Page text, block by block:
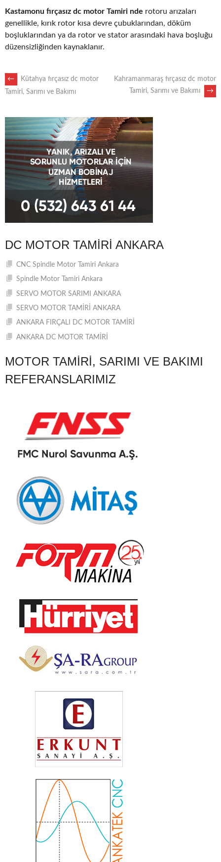
Kastamonu fırçasız dc motor Tamiri nde rotoru arızaları
genellikle, kırık rotor kısa devre çubuklarından, döküm
boşluklarından ya da rotor ve stator arasındaki hava boşluğu
düzensizliğinden kaynaklanır.
POST
NAVIGATION
←
Kütahya fırçasız dc motor
Tamiri, Sarımı ve Bakımı
Kahramanmaraş fırçasız dc motor
Tamiri, Sarımı ve Bakımı
→
DC MOTOR TAMIRI ANKARA
CNC Spindle Motor Tamiri Ankara
Spindle Motor Tamiri Ankara
SERVO MOTOR SARIMI ANKARA
SERVO MOTOR TAMİRİ ANKARA
ANKARA FIRÇALI DC MOTOR TAMİRİ
ANKARA DC MOTOR TAMİRİ
MOTOR TAMIRI, SARIMI VE BAKIMI
REFERANSLARIMIZ